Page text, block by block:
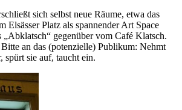
sich selbst neue Räume, etwa das
Elsässer Platz als spannender Art Space
„Abklatsch“ gegenüber vom Café Klatsch.
an das (potenzielle) Publikum: Nehmt
spürt sie auf, taucht ein.